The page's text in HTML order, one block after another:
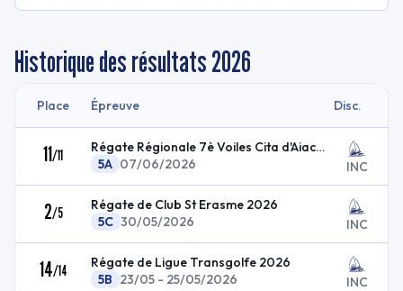
Historique des résultats2026
Place Épreuve Disc.
11/11
Régate Régionale 7è Voiles Cita d'Aiacciu
5A 07/06/2026 INC
2/5
Régate de Club St Erasme 2026
5C 30/05/2026 INC
14/14
Régate de Ligue Transgolfe 2026
5B 23/05 - 25/05/2026 INC